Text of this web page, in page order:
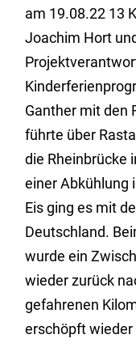
am 19.08.22 13
Joachim Hort
Ganther mit den
führte über
die Rheinbrücke
einer Abkühlung
Eis ging es mit
Deutschland.
wurde ein
wieder zurück
gefahrenen
erschöpft